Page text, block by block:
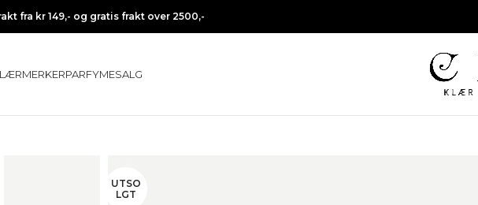
fra kr 149,- og gratis frakt over 2500,-
MERKERPARFYMESALG
UTSO
LGT